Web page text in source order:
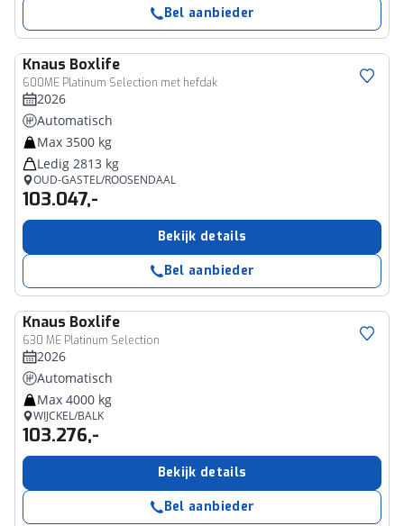
Bel aanbieder
Knaus Boxlife
600ME Platinum Selection met hefdak
2026
Automatisch
Max 3500 kg
Ledig 2813 kg
OUD-GASTEL/ROOSENDAAL
103.047,-
Bekijk details
Bel aanbieder
Knaus Boxlife
630 ME Platinum Selection
2026
Automatisch
Max 4000 kg
WIJCKEL/BALK
103.276,-
Bekijk details
Bel aanbieder